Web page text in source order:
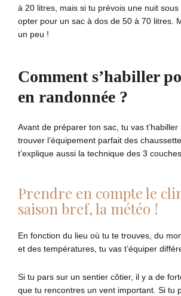
à 20 litres, mais si tu prévois une nuit
opter pour un sac à dos de 50 à 70 litres.
un peu !
Comment s’habiller
en randonnée ?
Avant de préparer ton sac, tu vas
trouver l’équipement parfait des
t’explique aussi la technique des 3
Prendre en compte le
saison bref, la météo !
En fonction du lieu où tu te trouves, du
et des températures, tu vas t’équiper
Si tu pars sur un sentier côtier, il y a de
que tu rencontres un vent important. Si tu